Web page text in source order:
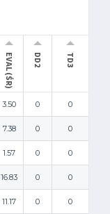
EVAL (ŚR) DD2 TD3
3.50 0 0
7.38 0 0
1.57 0 0
16.83 0 0
11.17 0 0